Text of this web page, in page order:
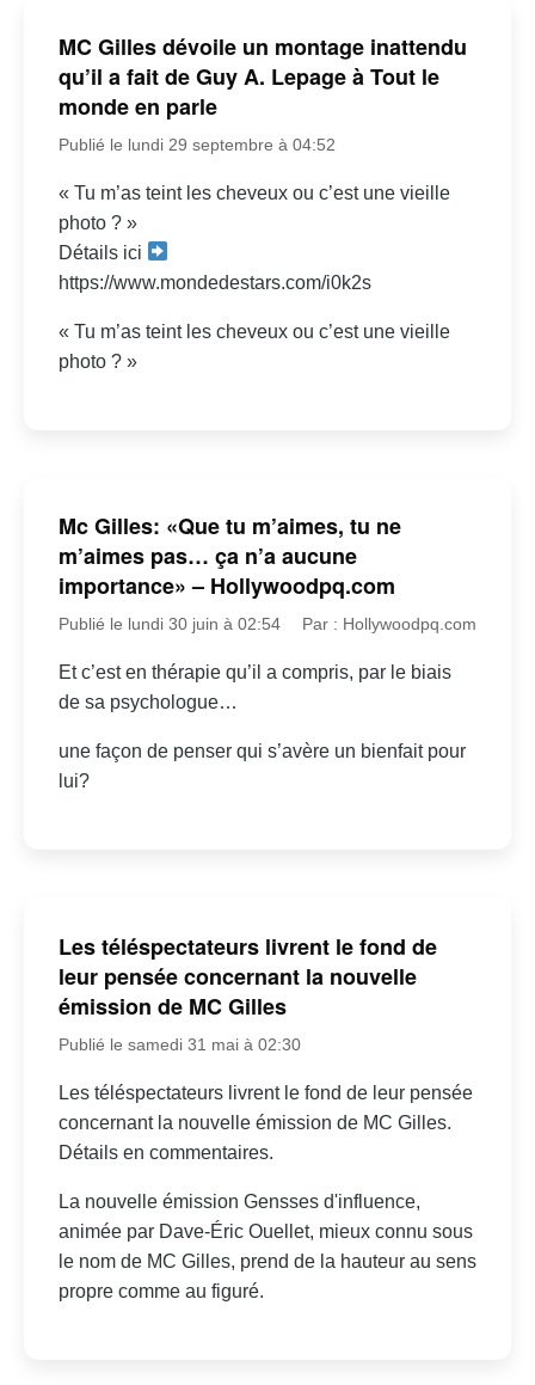
MC Gilles dévoile un montage inattendu
qu’il a fait de Guy A. Lepage à Tout le
monde en parle
Publié le lundi 29 septembre à 04:52
« Tu m’as teint les cheveux ou c’est une vieille
photo ? »
Détails ici
https://www.mondedestars.com/i0k2s
« Tu m’as teint les cheveux ou c’est une vieille
photo ? »
Mc Gilles: «Que tu m’aimes, tu ne
m’aimes pas… ça n’a aucune
importance» – Hollywoodpq.com
Publié le lundi 30 juin à 02:54 Par : Hollywoodpq.com
Et c’est en thérapie qu’il a compris, par le biais
de sa psychologue…
une façon de penser qui s’avère un bienfait pour
lui?
Les téléspectateurs livrent le fond de
leur pensée concernant la nouvelle
émission de MC Gilles
Publié le samedi 31 mai à 02:30
Les téléspectateurs livrent le fond de leur pensée
concernant la nouvelle émission de MC Gilles.
Détails en commentaires.
La nouvelle émission Gensses d'influence,
animée par Dave-Éric Ouellet, mieux connu sous
le nom de MC Gilles, prend de la hauteur au sens
propre comme au figuré.